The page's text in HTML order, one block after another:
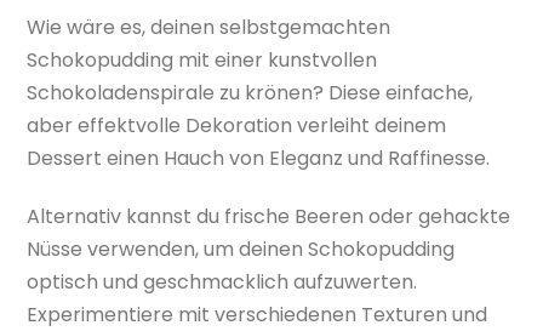
Wie wäre es, deinen selbstgemachten
Schokopudding mit einer kunstvollen
Schokoladenspirale zu krönen? Diese einfache,
aber effektvolle Dekoration verleiht deinem
Dessert einen Hauch von Eleganz und Raffinesse.
Alternativ kannst du frische Beeren oder gehackte
Nüsse verwenden, um deinen Schokopudding
optisch und geschmacklich aufzuwerten.
Experimentiere mit verschiedenen Texturen und